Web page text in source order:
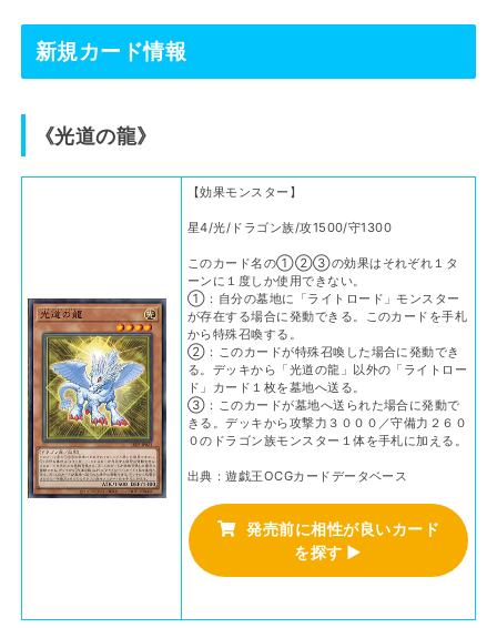
新規カード情報
《光道の龍》
【効果モンスター】
星4/光/ドラゴン族/攻1500/守1300
このカード名の①②③の効果はそれぞれ１タ
ーンに１度しか使用できない。
①：自分の墓地に「ライトロード」モンスター
が存在する場合に発動できる。このカードを手札
から特殊召喚する。
②：このカードが特殊召喚した場合に発動でき
る。デッキから「光道の龍」以外の「ライトロー
ド」カード１枚を墓地へ送る。
③：このカードが墓地へ送られた場合に発動で
きる。デッキから攻撃力３０００／守備力２６０
０のドラゴン族モンスター１体を手札に加える。
出典：遊戯王OCGカードデータベース
発売前に相性が良いカード
を探す ▶